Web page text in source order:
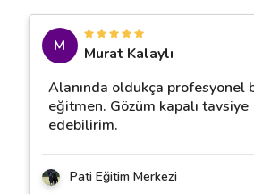
M
Murat Kalaylı
Alanında oldukça profesyonel
eğitmen. Gözüm kapalı tavsiye
edebilirim.
Pati Eğitim Merkezi